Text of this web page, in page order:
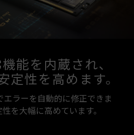
機能を内蔵され、
定性を高めます。
エラーを自動的に修正できま
を大幅に高めています。